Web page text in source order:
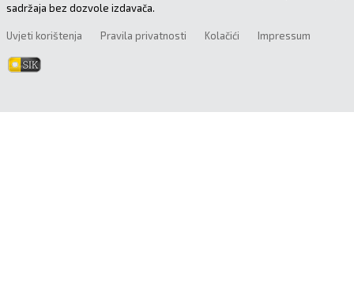
sadržaja bez dozvole izdavača.
Uvjeti korištenja Pravila privatnosti Kolačići Impressum